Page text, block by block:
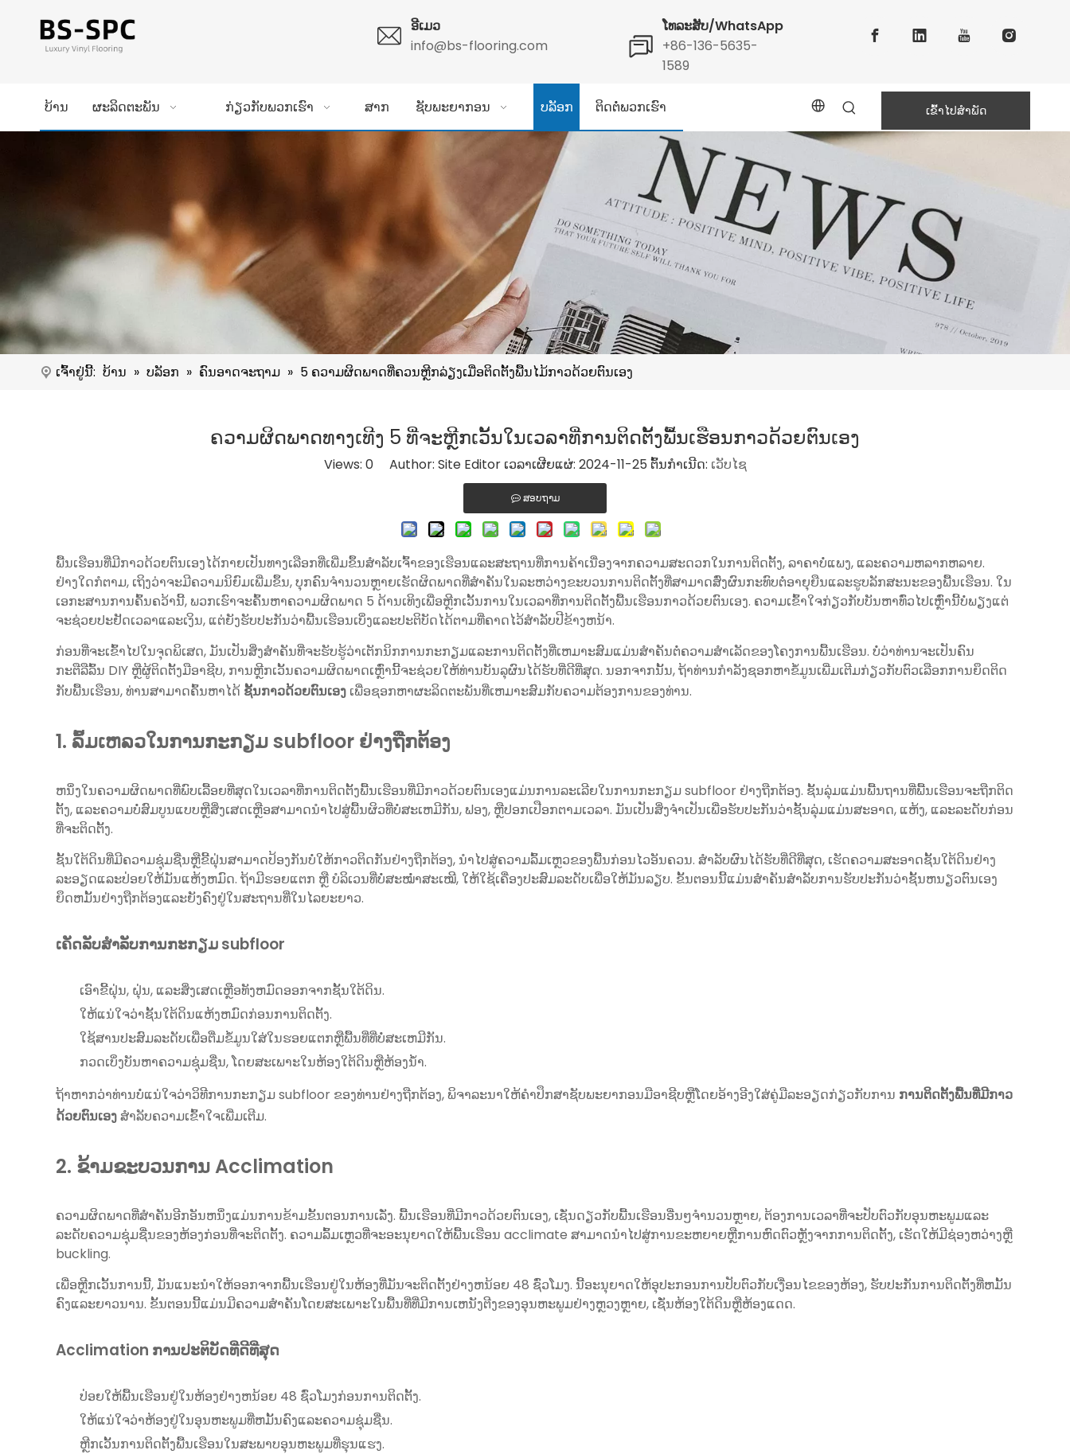
ອີເມວ
info@bs-flooring.com
ໂທລະສັບ/WhatsApp
+86-136-5635-
1589
ບ້ານ ຜະລິດຕະພັນ ກ່ຽວກັບພວກເຮົາ ສາກ ຊັບພະຍາກອນ ບລັອກ ຕິດຕໍ່ພວກເຮົາ ເຂົ້າໄປສຳພັດ
ເຈົ້າຢູ່ນີ້: ບ້ານ » ບລັອກ » ຄົນອາດຈະຖາມ » 5 ຄວາມຜິດພາດທີ່ຄວນຫຼີກລ່ຽງເມື່ອຕິດຕັ້ງພື້ນໄມ້ກາວດ້ວຍຕົນເອງ
ຄວາມຜິດພາດທາງເທີງ 5 ທີ່ຈະຫຼີກເວັ້ນໃນເວລາທີ່ການຕິດຕັ້ງພື້ນເຮືອນກາວດ້ວຍຕົນເອງ
Views: 0Author: Site Editor ເວລາເຜີຍແຜ່: 2024-11-25 ຕົ້ນກໍາເນີດ: ເວັບໄຊ
ສອບຖາມ
ພື້ນເຮືອນທີ່ມີກາວດ້ວຍຕົນເອງໄດ້ກາຍເປັນທາງເລືອກທີ່ເພີ່ມຂຶ້ນສໍາລັບເຈົ້າຂອງເຮືອນແລະສະຖານທີ່ການຄ້າເນື່ອງຈາກຄວາມສະດວກໃນການຕິດຕັ້ງ, ລາຄາບໍ່ແພງ, ແລະຄວາມຫລາກຫລາຍ.
ຢ່າງໃດກໍຕາມ, ເຖິງວ່າຈະມີຄວາມນິຍົມເພີ່ມຂຶ້ນ, ບຸກຄົນຈໍານວນຫຼາຍເຮັດຜິດພາດທີ່ສໍາຄັນໃນລະຫວ່າງຂະບວນການຕິດຕັ້ງທີ່ສາມາດສົ່ງຜົນກະທົບຕໍ່ອາຍຸຍືນແລະຮູບລັກສະນະຂອງພື້ນເຮືອນ. ໃນ
ເອກະສານການຄົ້ນຄວ້ານີ້, ພວກເຮົາຈະຄົ້ນຫາຄວາມຜິດພາດ 5 ດ້ານເທິງເພື່ອຫຼີກເວັ້ນການໃນເວລາທີ່ການຕິດຕັ້ງພື້ນເຮືອນກາວດ້ວຍຕົນເອງ. ຄວາມເຂົ້າໃຈກ່ຽວກັບບັນຫາທົ່ວໄປເຫຼົ່ານີ້ບໍ່ພຽງແຕ່
ຈະຊ່ວຍປະຢັດເວລາແລະເງິນ, ແຕ່ຍັງຮັບປະກັນວ່າພື້ນເຮືອນເບິ່ງແລະປະຕິບັດໄດ້ຕາມທີ່ຄາດໄວ້ສໍາລັບປີຂ້າງຫນ້າ.
ກ່ອນທີ່ຈະເຂົ້າໄປໃນຈຸດພິເສດ, ມັນເປັນສິ່ງສໍາຄັນທີ່ຈະຮັບຮູ້ວ່າເຕັກນິກການກະກຽມແລະການຕິດຕັ້ງທີ່ເຫມາະສົມແມ່ນສໍາຄັນຕໍ່ຄວາມສໍາເລັດຂອງໂຄງການພື້ນເຮືອນ. ບໍ່ວ່າທ່ານຈະເປັນຄົນ
ກະຕືລືລົ້ນ DIY ຫຼືຜູ້ຕິດຕັ້ງມືອາຊີບ, ການຫຼີກເວັ້ນຄວາມຜິດພາດເຫຼົ່ານີ້ຈະຊ່ວຍໃຫ້ທ່ານບັນລຸຜົນໄດ້ຮັບທີ່ດີທີ່ສຸດ. ນອກຈາກນັ້ນ, ຖ້າທ່ານກໍາລັງຊອກຫາຂໍ້ມູນເພີ່ມເຕີມກ່ຽວກັບຕົວເລືອກການຍຶດຕິດ
ກັບພື້ນເຮືອນ, ທ່ານສາມາດຄົ້ນຫາໄດ້ ຊັ້ນກາວດ້ວຍຕົນເອງ ເພື່ອຊອກຫາຜະລິດຕະພັນທີ່ເຫມາະສົມກັບຄວາມຕ້ອງການຂອງທ່ານ.
1. ລົ້ມເຫລວໃນການກະກຽມ subfloor ຢ່າງຖືກຕ້ອງ
ຫນຶ່ງໃນຄວາມຜິດພາດທີ່ພົບເລື້ອຍທີ່ສຸດໃນເວລາທີ່ການຕິດຕັ້ງພື້ນເຮືອນທີ່ມີກາວດ້ວຍຕົນເອງແມ່ນການລະເລີຍໃນການກະກຽມ subfloor ຢ່າງຖືກຕ້ອງ. ຊັ້ນລຸ່ມແມ່ນພື້ນຖານທີ່ພື້ນເຮືອນຈະຖືກຕິດ
ຕັ້ງ, ແລະຄວາມບໍ່ສົມບູນແບບຫຼືສິ່ງເສດເຫຼືອສາມາດນໍາໄປສູ່ພື້ນຜິວທີ່ບໍ່ສະເຫມີກັນ, ຟອງ, ຫຼືປອກເປືອກຕາມເວລາ. ມັນເປັນສິ່ງຈໍາເປັນເພື່ອຮັບປະກັນວ່າຊັ້ນລຸ່ມແມ່ນສະອາດ, ແຫ້ງ, ແລະລະດັບກ່ອນ
ທີ່ຈະຕິດຕັ້ງ.
ຊັ້ນໃຕ້ດິນທີ່ມີຄວາມຊຸ່ມຊື່ນຫຼືຂີ້ຝຸ່ນສາມາດປ້ອງກັນບໍ່ໃຫ້ກາວຕິດກັນຢ່າງຖືກຕ້ອງ, ນໍາໄປສູ່ຄວາມລົ້ມເຫຼວຂອງພື້ນກ່ອນໄວອັນຄວນ. ສໍາລັບຜົນໄດ້ຮັບທີ່ດີທີ່ສຸດ, ເຮັດຄວາມສະອາດຊັ້ນໃຕ້ດິນຢ່າງ
ລະອຽດແລະປ່ອຍໃຫ້ມັນແຫ້ງຫມົດ. ຖ້າມີຮອຍແຕກ ຫຼື ບໍລິເວນທີ່ບໍ່ສະໝ່ຳສະເໝີ, ໃຫ້ໃຊ້ເຄື່ອງປະສົມລະດັບເພື່ອໃຫ້ມັນລຽບ. ຂັ້ນຕອນນີ້ແມ່ນສໍາຄັນສໍາລັບການຮັບປະກັນວ່າຊັ້ນຫນຽວຕົນເອງ
ຍຶດຫມັ້ນຢ່າງຖືກຕ້ອງແລະຍັງຄົງຢູ່ໃນສະຖານທີ່ໃນໄລຍະຍາວ.
ເຄັດ​ລັບ​ສໍາ​ລັບ​ການ​ກະ​ກຽມ subfloor​
ເອົາຂີ້ຝຸ່ນ, ຝຸ່ນ, ແລະສິ່ງເສດເຫຼືອທັງຫມົດອອກຈາກຊັ້ນໃຕ້ດິນ.
ໃຫ້ແນ່ໃຈວ່າຊັ້ນໃຕ້ດິນແຫ້ງຫມົດກ່ອນການຕິດຕັ້ງ.
ໃຊ້ສານປະສົມລະດັບເພື່ອຕື່ມຂໍ້ມູນໃສ່ໃນຮອຍແຕກຫຼືພື້ນທີ່ທີ່ບໍ່ສະເຫມີກັນ.
ກວດເບິ່ງບັນຫາຄວາມຊຸ່ມຊື່ນ, ໂດຍສະເພາະໃນຫ້ອງໃຕ້ດິນຫຼືຫ້ອງນ້ໍາ.
ຖ້າ​ຫາກ​ວ່າ​ທ່ານ​ບໍ່​ແນ່​ໃຈວ່​າ​ວິ​ທີ​ການ​ກະ​ກຽມ subfloor ຂອງ​ທ່ານ​ຢ່າງ​ຖືກ​ຕ້ອງ​, ພິ​ຈາ​ລະ​ນາ​ໃຫ້​ຄໍາ​ປຶກ​ສາ​ຊັບ​ພະ​ຍາ​ກອນ​ມື​ອາ​ຊີບ​ຫຼື​ໂດຍ​ອ້າງ​ອີງ​ໃສ່​ຄູ່​ມື​ລະ​ອຽດ​ກ່ຽວ​ກັບ​ການ ການຕິດຕັ້ງພື້ນທີ່ມີກາວ
ດ້ວຍຕົນເອງສໍາລັບຄວາມເຂົ້າໃຈເພີ່ມເຕີມ.
2. ຂ້າມຂະບວນການ Acclimation
ຄວາມຜິດພາດທີ່ສໍາຄັນອີກອັນຫນຶ່ງແມ່ນການຂ້າມຂັ້ນຕອນການເລັ່ງ. ພື້ນເຮືອນທີ່ມີກາວດ້ວຍຕົນເອງ, ເຊັ່ນດຽວກັບພື້ນເຮືອນອື່ນໆຈໍານວນຫຼາຍ, ຕ້ອງການເວລາທີ່ຈະປັບຕົວກັບອຸນຫະພູມແລະ
ລະດັບຄວາມຊຸ່ມຊື່ນຂອງຫ້ອງກ່ອນທີ່ຈະຕິດຕັ້ງ. ຄວາມລົ້ມເຫຼວທີ່ຈະອະນຸຍາດໃຫ້ພື້ນເຮືອນ acclimate ສາມາດນໍາໄປສູ່ການຂະຫຍາຍຫຼືການຫົດຕົວຫຼັງຈາກການຕິດຕັ້ງ, ເຮັດໃຫ້ມີຊ່ອງຫວ່າງຫຼື
buckling.
ເພື່ອຫຼີກເວັ້ນການນີ້, ມັນແນະນໍາໃຫ້ອອກຈາກພື້ນເຮືອນຢູ່ໃນຫ້ອງທີ່ມັນຈະຕິດຕັ້ງຢ່າງຫນ້ອຍ 48 ຊົ່ວໂມງ. ນີ້ອະນຸຍາດໃຫ້ອຸປະກອນການປັບຕົວກັບເງື່ອນໄຂຂອງຫ້ອງ, ຮັບປະກັນການຕິດຕັ້ງທີ່ຫມັ້ນ
ຄົງແລະຍາວນານ. ຂັ້ນຕອນນີ້ແມ່ນມີຄວາມສໍາຄັນໂດຍສະເພາະໃນພື້ນທີ່ທີ່ມີການເຫນັງຕີງຂອງອຸນຫະພູມຢ່າງຫຼວງຫຼາຍ, ເຊັ່ນຫ້ອງໃຕ້ດິນຫຼືຫ້ອງແດດ.
Acclimation ການປະຕິບັດທີ່ດີທີ່ສຸດ
ປ່ອຍໃຫ້ພື້ນເຮືອນຢູ່ໃນຫ້ອງຢ່າງຫນ້ອຍ 48 ຊົ່ວໂມງກ່ອນການຕິດຕັ້ງ.
ໃຫ້ແນ່ໃຈວ່າຫ້ອງຢູ່ໃນອຸນຫະພູມທີ່ຫມັ້ນຄົງແລະຄວາມຊຸ່ມຊື່ນ.
ຫຼີກເວັ້ນການຕິດຕັ້ງພື້ນເຮືອນໃນສະພາບອຸນຫະພູມທີ່ຮຸນແຮງ.